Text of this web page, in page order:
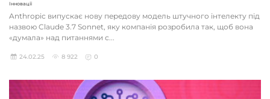
Інновації
Anthropic випускає нову передову модель штучного інтелекту під
назвою Claude 3.7 Sonnet, яку компанія розробила так, щоб вона
«думала» над питаннями с...
24.02.25 8 922 0